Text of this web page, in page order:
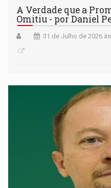
A Verdade que a
Omitiu - por Daniel
31 de Julho de 2026